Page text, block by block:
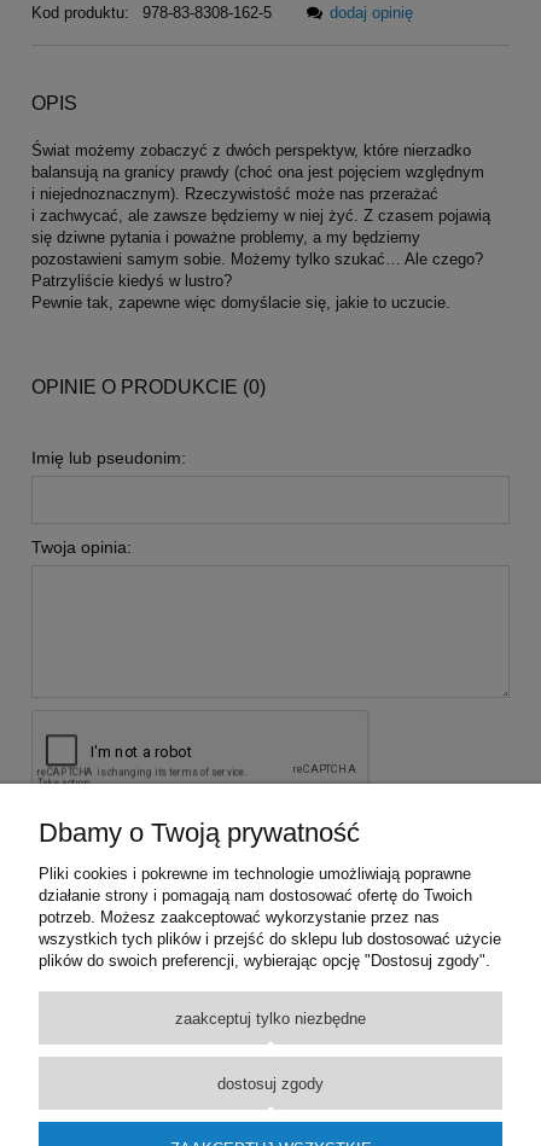
Kod produktu:
978-83-8308-162-5
dodaj opinię
OPIS
Świat możemy zobaczyć z dwóch perspektyw, które nierzadko
balansują na granicy prawdy (choć ona jest pojęciem względnym
i niejednoznacznym). Rzeczywistość może nas przerażać
i zachwycać, ale zawsze będziemy w niej żyć. Z czasem pojawią
się dziwne pytania i poważne problemy, a my będziemy
pozostawieni samym sobie. Możemy tylko szukać… Ale czego?
Patrzyliście kiedyś w lustro?
Pewnie tak, zapewne więc domyślacie się, jakie to uczucie.
OPINIE O PRODUKCIE (0)
Imię lub pseudonim:
Twoja opinia:
KONTAKT Z NAMI
INFORMACJE
MOJE KONTO
Dbamy o Twoją prywatność
Pliki cookies i pokrewne im technologie umożliwiają poprawne
działanie strony i pomagają nam dostosować ofertę do Twoich
potrzeb. Możesz zaakceptować wykorzystanie przez nas
wszystkich tych plików i przejść do sklepu lub dostosować użycie
plików do swoich preferencji, wybierając opcję "Dostosuj zgody".
zaakceptuj tylko niezbędne
dostosuj zgody